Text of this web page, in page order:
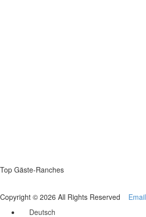
Top Gäste-Ranches
Copyright © 2026 All Rights Reserved Email
Deutsch